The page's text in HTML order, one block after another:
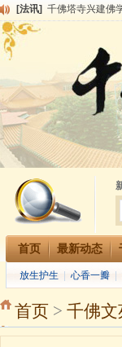
[法讯] 千佛塔寺兴建佛
[法讯]
千佛塔寺阅藏堂
清明节祭祖报恩
[法讯]
本寺方丈上明下
[法讯] 2015-3-26师父
[法讯]
广东千佛塔寺云
[法讯]
恭请海涛法师莅
[法讯]
2014年七月大
[法讯] 千佛塔寺云门佛
首页 最新动态
放生护生 心香一瓣
首页 > 千佛文